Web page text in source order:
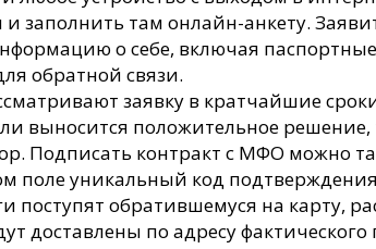
там онлайн-анкету.
о себе, включая
обратной связи.
заявку в кратчайшие
выносится положительное решение,
Подписать контракт с МФО можно
поле уникальный код
поступят обратившемуся на карту,
доставлены по адресу